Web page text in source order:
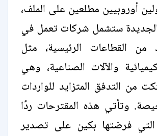
أوروبيين مطلعين على الملف،
الجديدة ستشمل شركات تعمل في
القطاعات الرئيسية، مثل
والآلات الصناعية، وهي
من التدفق المتزايد للواردات
وتأتي هذه المقترحات ردًا
فرضتها بكين على تصدير